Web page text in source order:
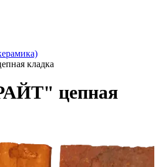
кладка
цепная